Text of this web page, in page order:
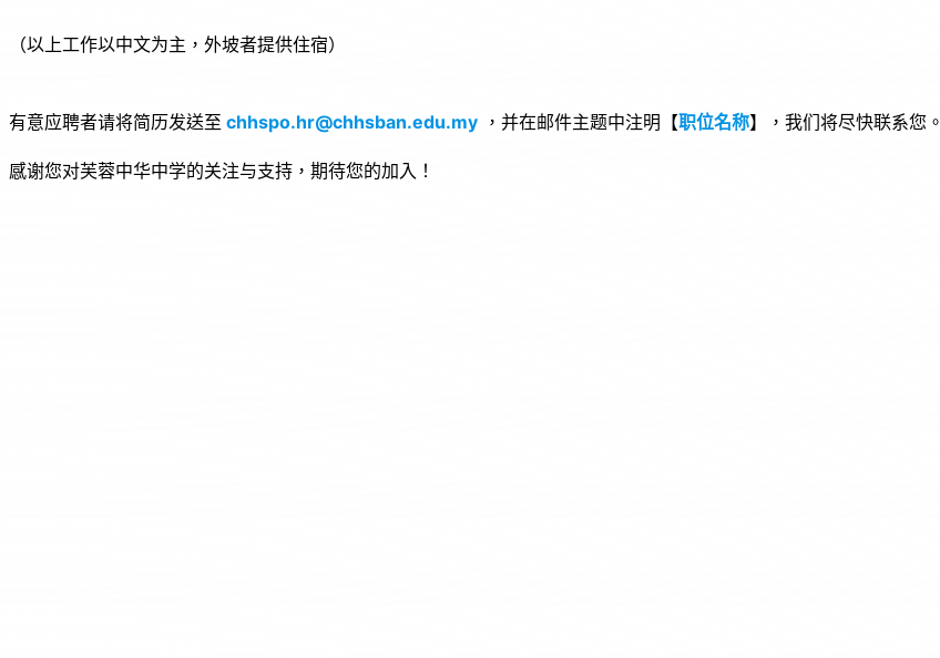
（以上工作以中文为主，外坡者提供住宿）
有意应聘者请将简历发送至 chhspo.hr@chhsban.edu.my ，并在邮件主题中注明【职位名称】，我们将尽快联系您。
感谢您对芙蓉中华中学的关注与支持，期待您的加入！